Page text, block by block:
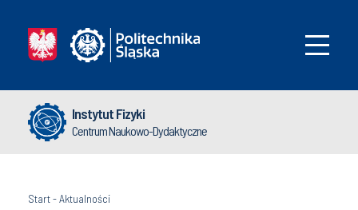
Instytut Fizyki
Centrum Naukowo-Dydaktyczne
Start-Aktualności